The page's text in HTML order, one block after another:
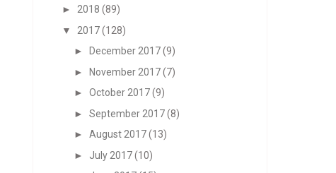
► 2018 (89)
▼
2017(128)
►
December 2017 (9)
► November 2017 (7)
► October 2017 (9)
► September 2017 (8)
► August 2017 (13)
► July 2017 (10)